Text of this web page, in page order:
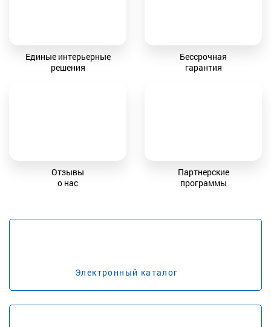
Единые интерьерные
решения
Бессрочная
гарантия
Отзывы
о нас
Партнерские
программы
Электронный каталог